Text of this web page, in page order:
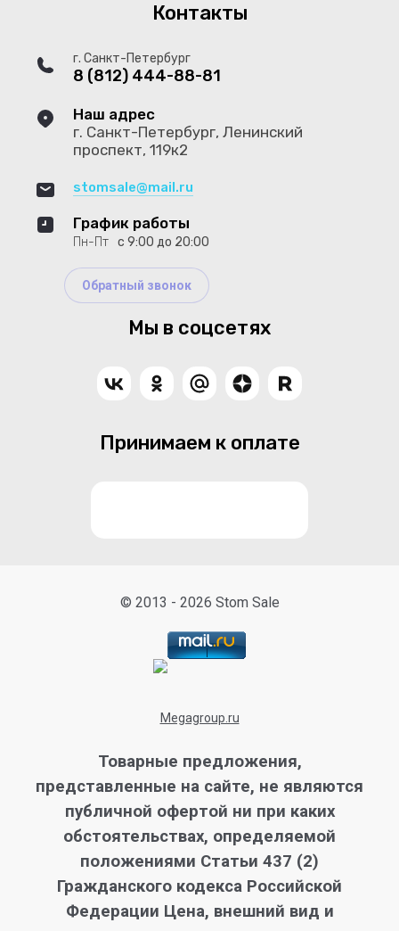
Контакты
г. Санкт-Петербург
8 (812) 444-88-81
Наш адрес
г. Санкт-Петербург, Ленинский
проспект, 119к2
stomsale@mail.ru
График работы
Пн-Пт с 9:00 до 20:00
Обратный звонок
Мы в соцсетях
Принимаем к оплате
© 2013 - 2026 Stom Sale
Megagroup.ru
Товарные предложения,
представленные на сайте, не являются
публичной офертой ни при каких
обстоятельствах, определяемой
положениями Статьи 437 (2)
Гражданского кодекса Российской
Федерации Цена, внешний вид и